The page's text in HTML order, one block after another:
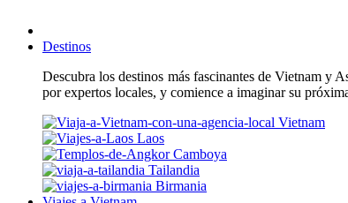
Destinos
Descubra los destinos más fascinantes de Vietnam y
por expertos locales, y comience a imaginar su
Vietnam
Laos
Camboya
Tailandia
Birmania